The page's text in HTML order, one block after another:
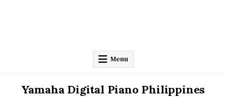
Menu
Yamaha Digital Piano Philippines